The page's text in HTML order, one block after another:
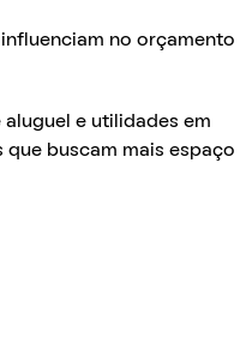
no orçamento
e utilidades em
que buscam mais espaço